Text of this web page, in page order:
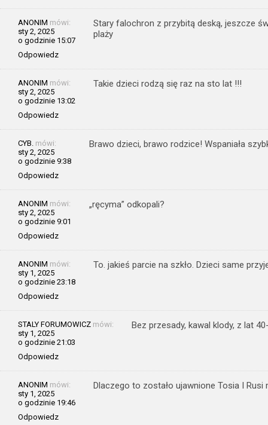
ANONIM mówi:
sty 2, 2025
o godzinie 15:07
Odpowiedz
Stary falochron z przybitą deską, jeszcze
plaży
ANONIM mówi:
sty 2, 2025
o godzinie 13:02
Odpowiedz
Takie dzieci rodzą się raz na sto lat !!!
CYB. mówi:
sty 2, 2025
o godzinie 9:38
Odpowiedz
Brawo dzieci, brawo rodzice! Wspaniała
ANONIM mówi:
sty 2, 2025
o godzinie 9:01
Odpowiedz
„ręcyma” odkopali?
ANONIM mówi:
sty 1, 2025
o godzinie 23:18
Odpowiedz
To. jakieś parcie na szkło. Dzieci same
STALY FORUMOWICZ mówi:
sty 1, 2025
o godzinie 21:03
Odpowiedz
Bez przesady, kawal klody, z lat
ANONIM mówi:
sty 1, 2025
o godzinie 19:46
Odpowiedz
Dlaczego to zostało ujawnione Tosia I Rusi